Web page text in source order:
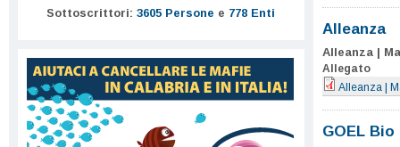
Alleanza
Alleanza |
Allegato
Alleanza |
GOEL Bio
Sottoscrittori: 3605 Persone e 778 Enti